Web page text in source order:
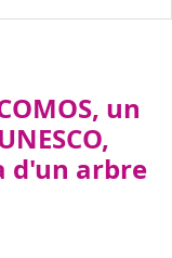
un
d'un arbre